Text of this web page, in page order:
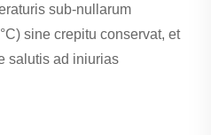
sub-nullarum
sine crepitu conservat, et
salutis ad iniurias